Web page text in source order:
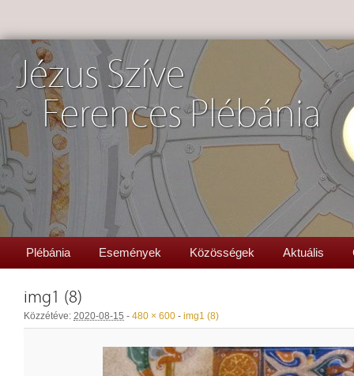
Jézus Szíve
Ferences Plébánia
Plébánia Események Közösségek Aktuális
img1 (8)
Közzétéve: 2020-08-15 - 480 × 600 - img1 (8)